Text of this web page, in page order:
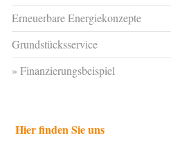
Erneuerbare Energiekonzepte
Grundstücksservice
Finanzierungsbeispiel
Hier finden Sie uns